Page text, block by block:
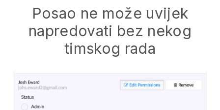
Posao ne može uvijek
napredovati bez nekog
timskog rada